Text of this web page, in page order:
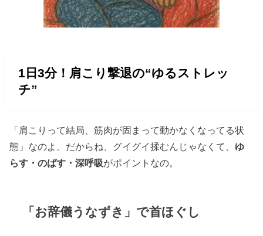
1日3分！肩こり撃退の“ゆるストレッ
チ”
「肩こりって結局、筋肉が固まって動かなくなってる状
態」なのよ。だからね、グイグイ揉むんじゃなくて、 ゆ
らす・のばす・深呼吸がポイントなの。
「お辞儀うなずき」で首ほぐし